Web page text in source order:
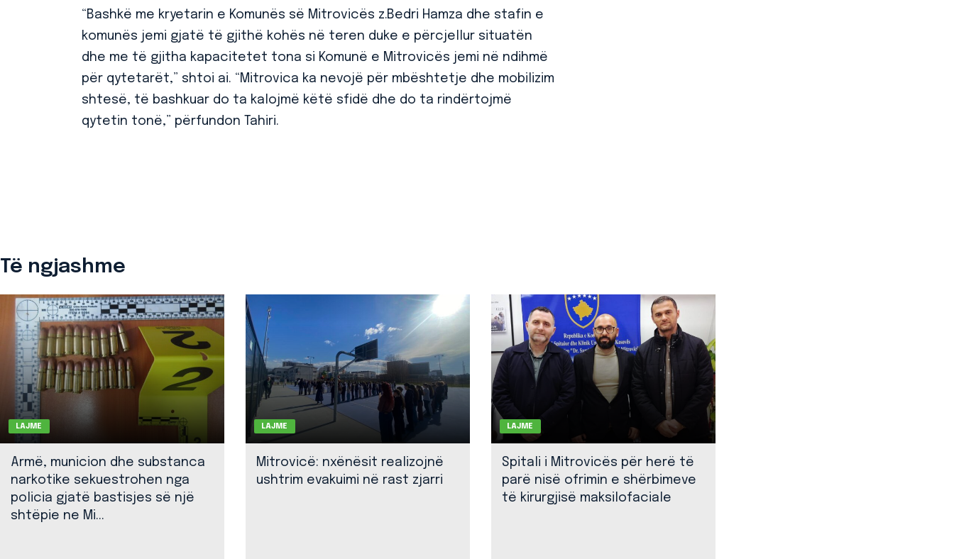
“Bashkë me kryetarin e Komunës së Mitrovicës z.Bedri Hamza dhe stafin e
komunës jemi gjatë të gjithë kohës në teren duke e përcjellur situatën
dhe me të gjitha kapacitetet tona si Komunë e Mitrovicës jemi në ndihmë
për qytetarët,” shtoi ai. “Mitrovica ka nevojë për mbështetje dhe mobilizim
shtesë, të bashkuar do ta kalojmë këtë sfidë dhe do ta rindërtojmë
qytetin tonë,” përfundon Tahiri.
Të ngjashme
LAJME
Armë, municion dhe substanca
narkotike sekuestrohen nga
policia gjatë bastisjes së një
shtëpie ne Mi...
LAJME
Mitrovicë: nxënësit realizojnë
ushtrim evakuimi në rast zjarri
LAJME
Spitali i Mitrovicës për herë të
parë nisë ofrimin e shërbimeve
të kirurgjisë maksilofaciale